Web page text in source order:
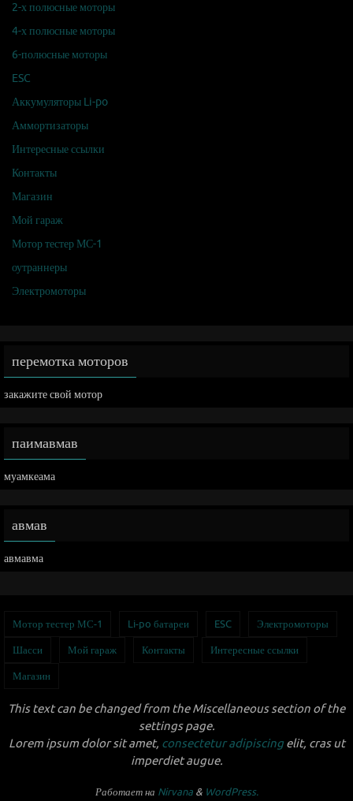
2-х полюсные моторы
4-х полюсные моторы
6-полюсные моторы
ESC
Аккумуляторы Li-po
Аммортизаторы
Интересные ссылки
Контакты
Магазин
Мой гараж
Мотор тестер МС-1
оутраннеры
Электромоторы
перемотка моторов
закажите свой мотор
паимавмав
муамкеама
авмав
авмавма
Мотор тестер МС-1 Li-po батареи ESC
Электромоторы
Шасси
Мой гараж Контакты
Интересные ссылки
Магазин
This text can be changed from the Miscellaneous section of the
settings page.
Lorem ipsumdolor sit amet, consectetur adipiscingelit, cras ut
imperdiet augue.
Работает на Nirvana& WordPress.